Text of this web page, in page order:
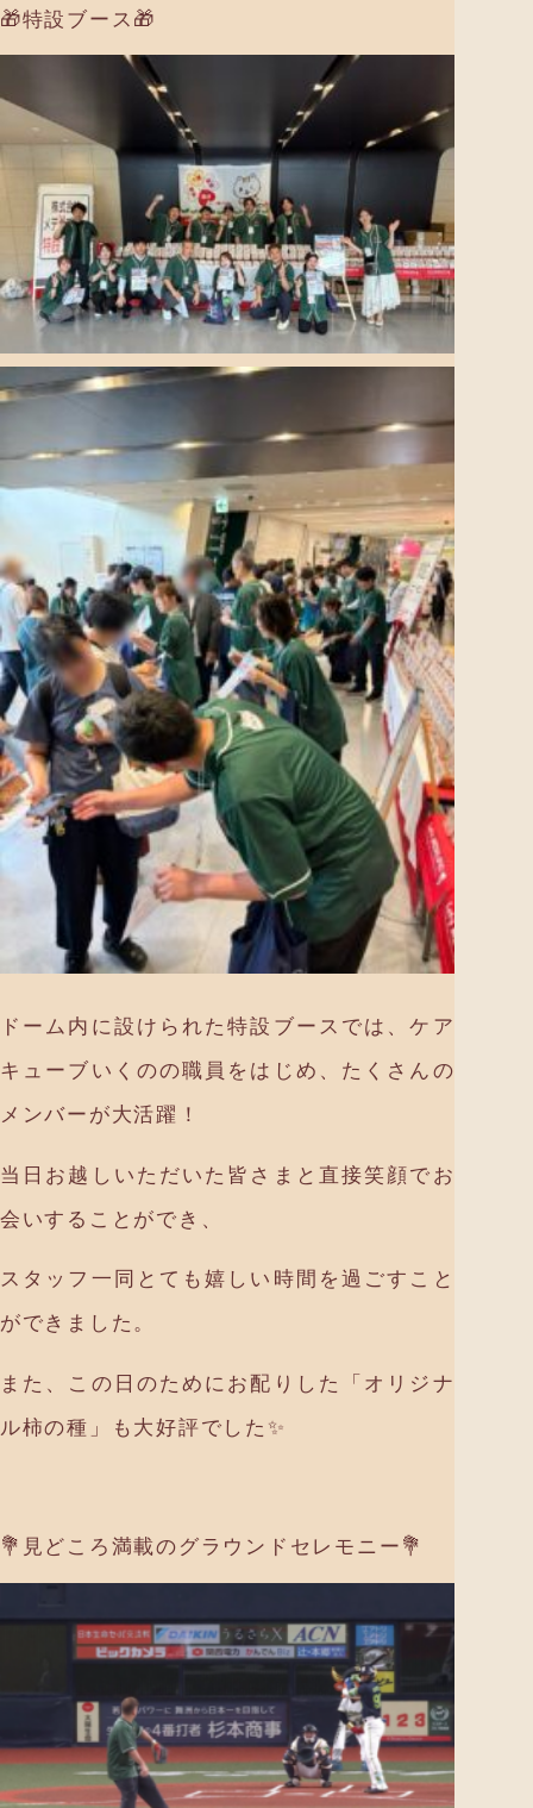
🎁特設ブース🎁
ドーム内に設けられた特設ブースでは、ケア
キューブいくのの職員をはじめ、たくさんの
メンバーが大活躍！
当日お越しいただいた皆さまと直接笑顔でお
会いすることができ、
スタッフ一同とても嬉しい時間を過ごすこと
ができました。
また、この日のためにお配りした「オリジナ
ル柿の種」も大好評でした✨
💐見どころ満載のグラウンドセレモニー💐